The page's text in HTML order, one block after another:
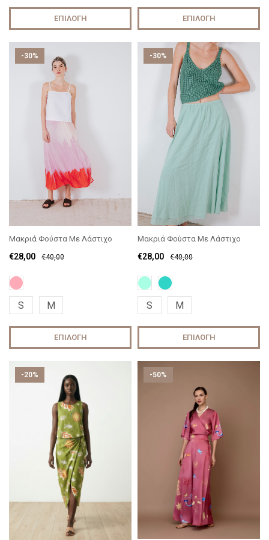
ΕΠΙΛΟΓΉ ΕΠΙΛΟΓΉ
-30%
Μακριά Φούστα Με Λάστιχο
€40,00
€28,00
S M
ΕΠΙΛΟΓΉ
-30%
Μακριά Φούστα Με Λάστιχο
€40,00
€28,00
S M
ΕΠΙΛΟΓΉ
-20% -50%